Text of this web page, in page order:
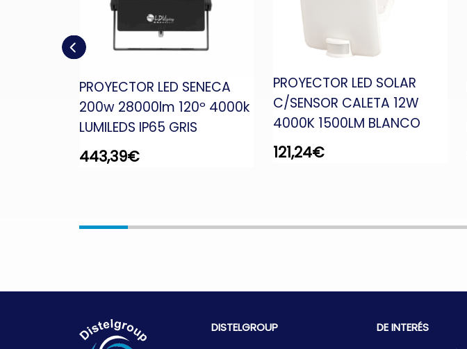
PROYECTOR LED SENECA
200w 28000lm 120º 4000k
LUMILEDS IP65 GRIS
443,39€
PROYECTOR LED SOLAR
C/SENSOR CALETA 12W
4000K 1500LM BLANCO
121,24€
DISTELGROUP DE INTERÉS